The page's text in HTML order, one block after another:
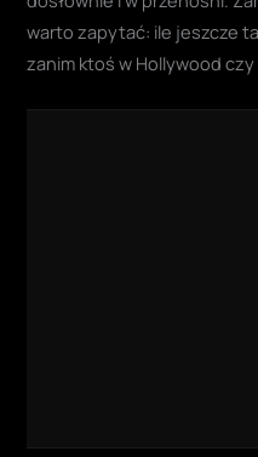
warto zapytać: ile jeszcze
zanim ktoś w Hollywood